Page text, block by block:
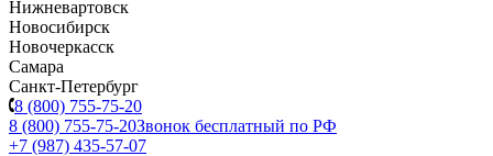
Нижневартовск
Новосибирск
Новочеркасск
Самара
Санкт-Петербург
8 (800) 755-75-20
8 (800) 755-75-20Звонок бесплатный по РФ
+7 (987) 435-57-07